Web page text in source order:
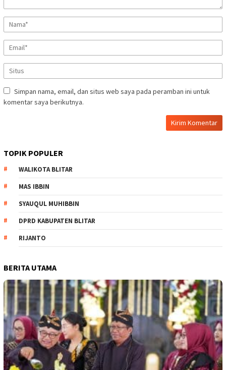
Simpan nama, email, dan situs web saya pada peramban ini untuk
komentar saya berikutnya.
TOPIK POPULER
WALIKOTA BLITAR
MAS IBBIN
SYAUQUL MUHIBBIN
DPRD KABUPATEN BLITAR
RIJANTO
BERITA UTAMA